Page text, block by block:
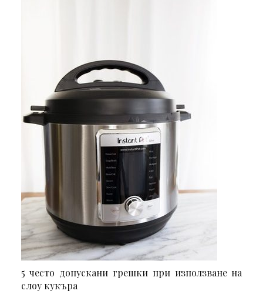
5 често допускани грешки при използване на
слоу кукъра